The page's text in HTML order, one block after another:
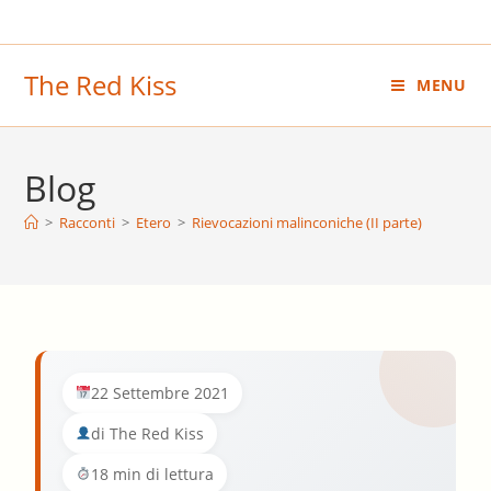
al
The Red Kiss MENU
Blog
> Racconti > Etero > Rievocazioni malinconiche (II parte)
22 Settembre 2021
di The Red Kiss
18 min di lettura